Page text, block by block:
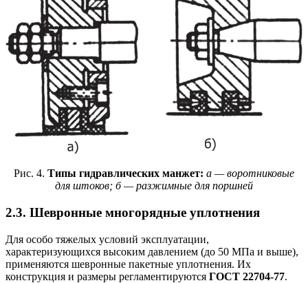
Рис. 4. Типы гидравлических манжет: а — воротниковые
для штоков; б — разжимные для поршней
2.3. Шевронные многорядные уплотнения
Для особо тяжелых условий эксплуатации,
характеризующихся высоким давлением (до 50 МПа и выше),
применяются шевронные пакетные уплотнения. Их
конструкция и размеры регламентируются ГОСТ 22704-77.